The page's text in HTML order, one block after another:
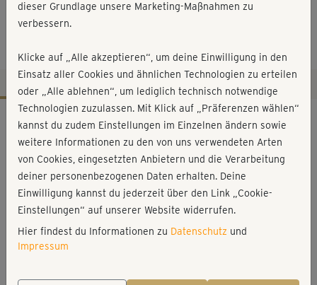
YogaPilates - Kontrolle & Hingabe
Workout-Facts
leicht
22 Min
97 kcal
Christiane Wolff
Matte
dieser Grundlage unsere Marketing-Maßnahmen zu
verbessern.
Klicke auf „Alle akzeptieren“, um deine Einwilligung in den
Einsatz aller Cookies und ähnlichen Technologien zu erteilen
oder „Alle ablehnen“, um lediglich technisch notwendige
Technologien zuzulassen. Mit Klick auf „Präferenzen wählen“
kannst du zudem Einstellungen im Einzelnen ändern sowie
weitere Informationen zu den von uns verwendeten Arten
von Cookies, eingesetzten Anbietern und die Verarbeitung
deiner personenbezogenen Daten erhalten. Deine
Einwilligung kannst du jederzeit über den Link „Cookie-
Einstellungen“ auf unserer Website widerrufen.
Hier findest du Informationen zu Datenschutz und
Impressum